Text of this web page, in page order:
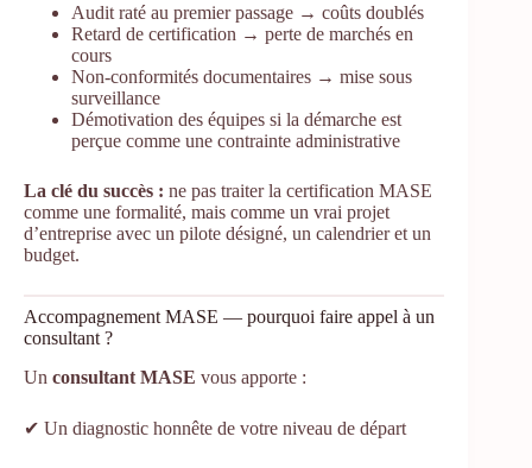
Audit raté au premier passage → coûts doublés
Retard de certification → perte de marchés en
cours
Non-conformités documentaires → mise sous
surveillance
Démotivation des équipes si la démarche est
perçue comme une contrainte administrative
La clé du succès : ne pas traiter la certification MASE
comme une formalité, mais comme un vrai projet
d’entreprise avec un pilote désigné, un calendrier et un
budget.
Accompagnement MASE — pourquoi faire appel à un
consultant ?
Un consultant MASE vous apporte :
✔ Un diagnostic honnête de votre niveau de départ